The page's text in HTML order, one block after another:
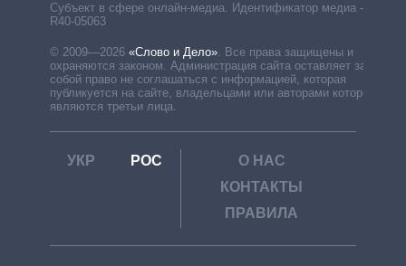
Субъект в сфере онлайн-медиа. Идентификатор медиа –
R40-05063
© 2009—2026 «Слово и Дело». Все права защищены и
охраняются законом. Администрация сайта оставляет за
собой право не соглашаться с информацией, которая
публикуется на сайте, владельцами или авторами которой
являются третьи лица.
УКР РОС
О НАС
КОНТАКТЫ
ПРАВИЛА